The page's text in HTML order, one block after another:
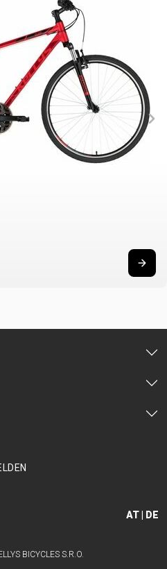
AT | DE
BICYCLES S.R.O.